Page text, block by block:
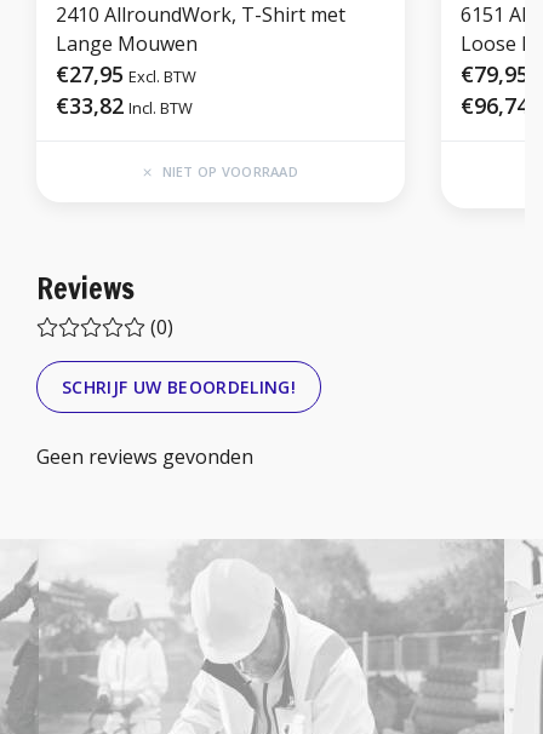
2410 AllroundWork, T-Shirt met
Lange Mouwen
€27,95 Excl. BTW
€33,82 Incl. BTW
NIET OP VOORRAAD
6151
Loose Fit
€79,95
€96,74
Reviews
(0)
SCHRIJF UW BEOORDELING!
Geen reviews gevonden